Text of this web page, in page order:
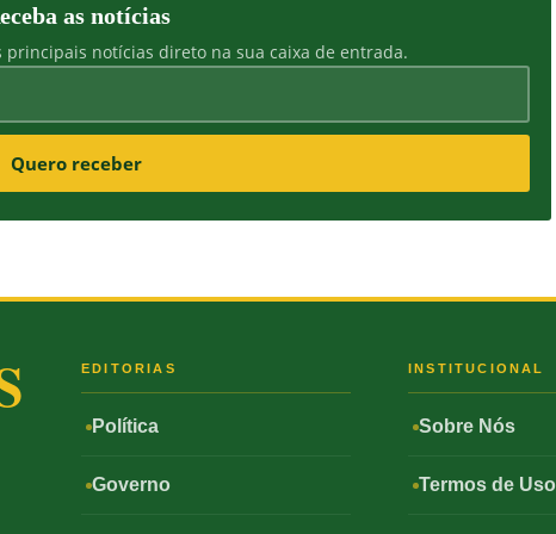
as notícias
principais notícias direto na sua caixa de entrada.
Quero receber
EDITORIAS
Política
Governo
INSTITUCIONAL
Sobre Nós
Termos de Uso